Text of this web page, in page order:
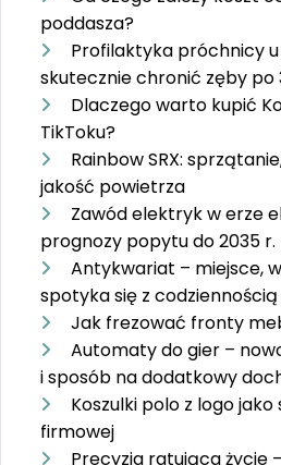
poddasza?
Profilaktyka próchnicy u
skutecznie chronić zęby po
Dlaczego warto kupić
TikToku?
Rainbow SRX:
jakość powietrza
Zawód elektryk w erze
prognozy popytu do 2035 r.
Antykwariat – miejsce,
spotyka się z codziennością
Jak frezować fronty
Automaty do gier –
i sposób na dodatkowy
Koszulki polo z logo
firmowej
Precyzja ratująca życie